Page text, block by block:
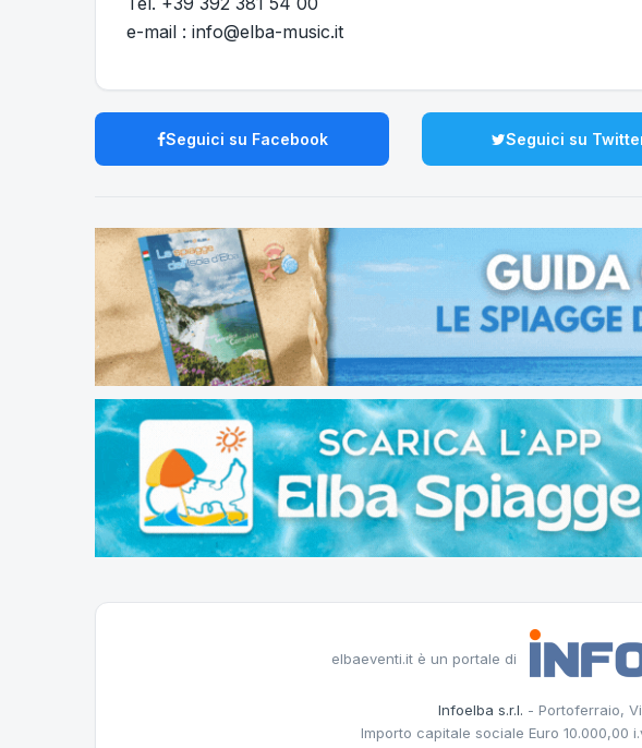
e-mail : info@elba-music.it
Seguici su Facebook Seguici su
elbaeventi.it è un portale di
Infoelba s.r.l. - Portoferraio,
Importo capitale sociale Euro 10.000,00